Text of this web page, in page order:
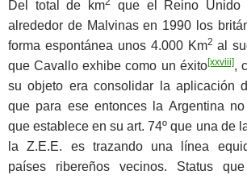
Del total de km
que el Reino Unido
alrededor de Malvinas en 1990 los
forma espontánea unos 4.000 Km2 al
que Cavallo exhibe como un éxito[xxviii],
su objeto era consolidar la aplicación
que para ese entonces la Argentina
que establece en su art. 74º que una de
la Z.E.E. es trazando una línea
países ribereños vecinos. Status